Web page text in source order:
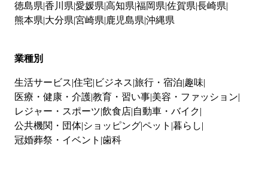
徳島県 香川県 愛媛県 高知県 福岡県 佐賀県 長崎県
熊本県 大分県 宮崎県 鹿児島県 沖縄県
業種別
生活サービス 住宅 ビジネス 旅行・宿泊 趣味
医療・健康・介護教育・習い事 美容・ファッション
レジャー・スポーツ 飲食店 自動車・バイク
公共機関・団体 ショッピングペット 暮らし
冠婚葬祭・イベント 歯科